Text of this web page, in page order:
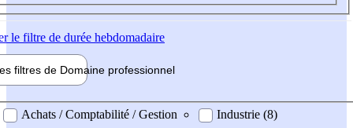
le filtre de durée hebdomadaire
filtres de Domaine professionnel
professionel
Achats / Comptabilité / Gestion
Industrie (8)